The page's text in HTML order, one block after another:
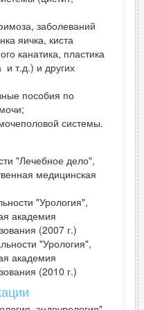
заболеваний
яичка, киста
канатика, пластика
и т.д.) и других
пособия по
системы.
"Лечебное дело",
медицинская
"Урология",
академия
(2007 г.)
"Урология",
академия
(2010 г.)